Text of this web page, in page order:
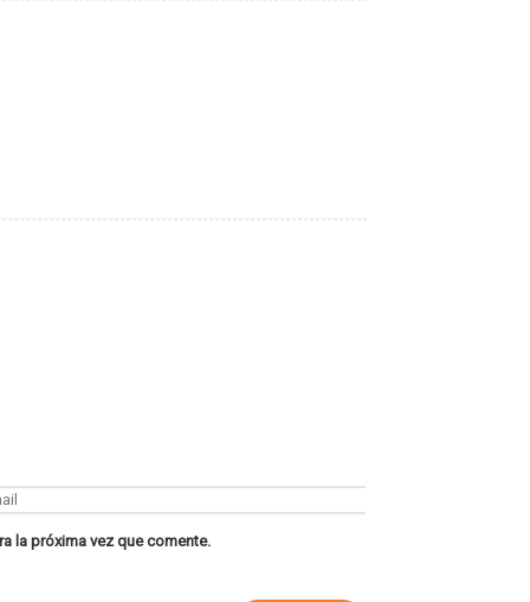
la próxima vez que comente.